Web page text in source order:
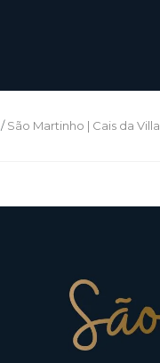
/São Martinho | Cais da Villa